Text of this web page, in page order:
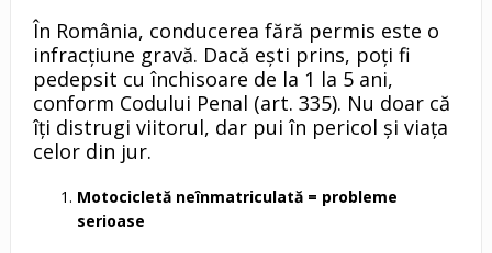
În România, conducerea fără permis este o
infracțiune gravă. Dacă ești prins, poți fi
pedepsit cu închisoare de la 1 la 5 ani,
conform Codului Penal (art. 335). Nu doar că
îți distrugi viitorul, dar pui în pericol și viața
celor din jur.
Motocicletă neînmatriculată = probleme
serioase